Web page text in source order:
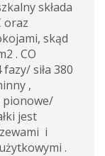
składa
oraz
skąd
. CO
siła 380
,
pionowe/
jest
i
.